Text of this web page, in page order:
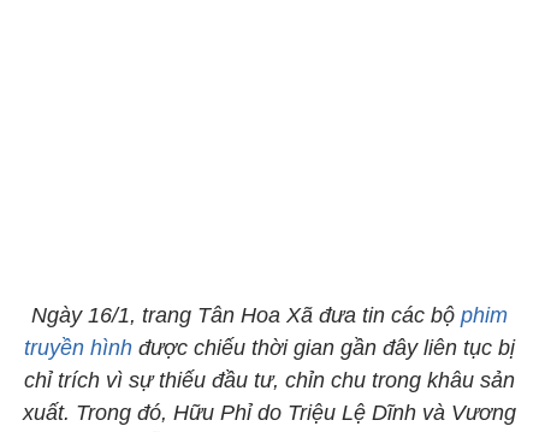
Ngày 16/1, trang Tân Hoa Xã đưa tin các bộ phim
truyền hình được chiếu thời gian gần đây liên tục bị
chỉ trích vì sự thiếu đầu tư, chỉn chu trong khâu sản
xuất. Trong đó, Hữu Phỉ do Triệu Lệ Dĩnh và Vương